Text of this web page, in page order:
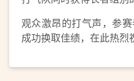
观众激昂的打气声，参赛
成功换取佳绩，在此热烈